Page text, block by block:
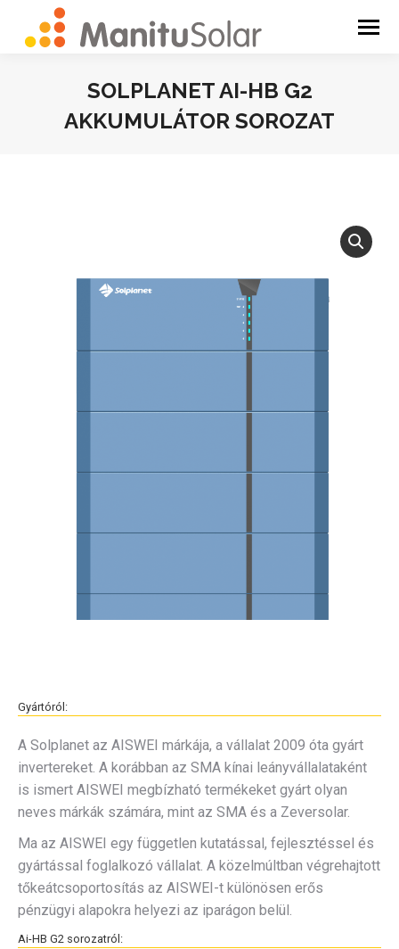
SOLPLANET AI-HB G2
AKKUMULÁTOR SOROZAT
Gyártóról:
A Solplanet az AISWEI márkája, a vállalat 2009 óta gyárt
invertereket. A korábban az SMA kínai leányvállalataként
is ismert AISWEI megbízható termékeket gyárt olyan
neves márkák számára, mint az SMA és a Zeversolar.
Ma az AISWEI egy független kutatással, fejlesztéssel és
gyártással foglalkozó vállalat. A közelmúltban végrehajtott
tőkeátcsoportosítás az AISWEI-t különösen erős
pénzügyi alapokra helyezi az iparágon belül.
Ai-HB G2 sorozatról: